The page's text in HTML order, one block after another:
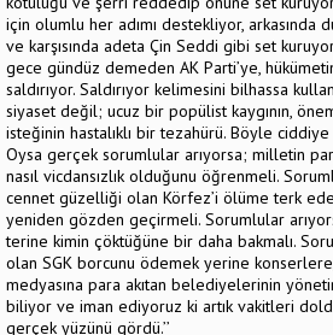
için olumlu her adımı destekliyor,
ve karşısında adeta Çin Seddi gibi set
gece gündüz demeden AK Parti’ye,
saldırıyor. Saldırıyor kelimesini bilhassa
siyaset değil; ucuz bir popülist kaygının,
isteğinin hastalıklı bir tezahürü. Böyle ciddiye
Oysa gerçek sorumlular arıyorsa; milletin
nasıl vicdansızlık olduğunu öğrenmeli.
cennet güzelliği olan Körfez’i ölüme terk
yeniden gözden geçirmeli. Sorumlular
terine kimin çöktüğüne bir daha bakmalı.
olan SGK borcunu ödemek yerine
medyasına para akıtan belediyelerinin
biliyor ve iman ediyoruz ki artık vakitleri
gerçek yüzünü gördü.’’